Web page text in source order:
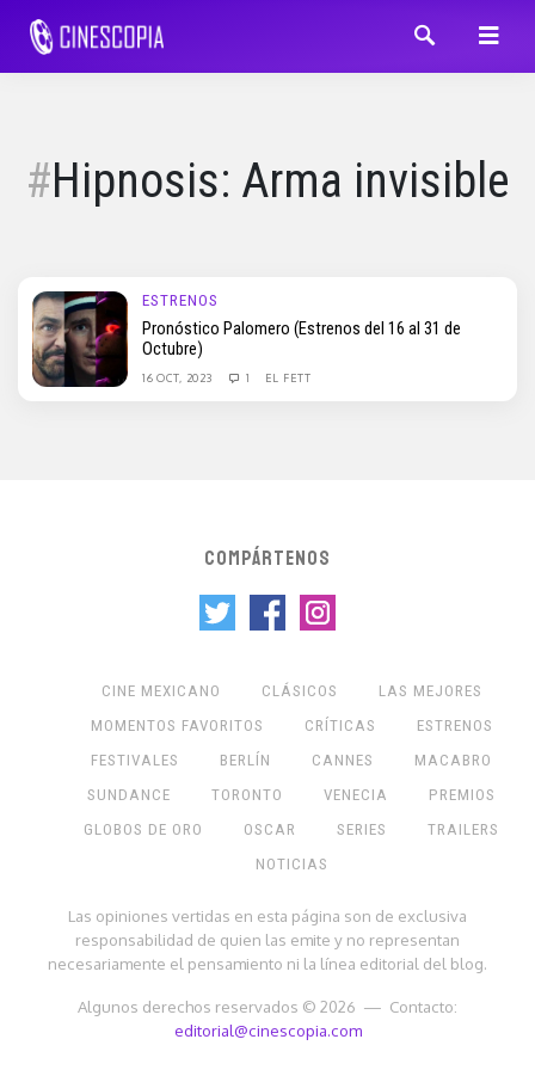
Hipnosis: Arma invisible
ESTRENOS
Pronóstico Palomero (Estrenos del 16 al 31 de
Octubre)
16 OCT, 2023 1 EL FETT
COMPÁRTENOS
CINE MEXICANO CLÁSICOS
LAS MEJORES
MOMENTOS FAVORITOS
CRÍTICAS
ESTRENOS
FESTIVALES
BERLÍN CANNES
MACABRO
SUNDANCE
TORONTO VENECIA
PREMIOS
GLOBOS DE ORO
OSCAR SERIES
TRAILERS
NOTICIAS
Las opiniones vertidas en esta página son de exclusiva
responsabilidad de quien las emite y no representan
necesariamente el pensamiento ni la línea editorial del blog.
Algunos derechos reservados © 2026 — Contacto:
editorial@cinescopia.com